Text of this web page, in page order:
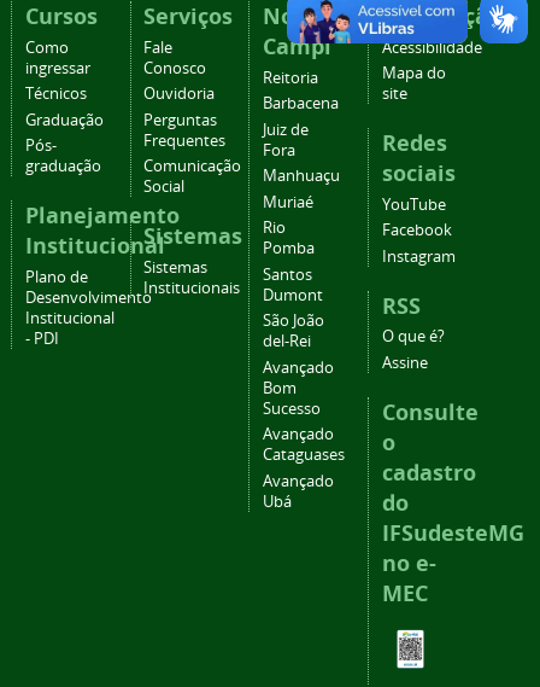
Cursos
Como
ingressar
Técnicos
Graduação
Pós-
graduação
Planejamento
Institucional
Plano de
Desenvolvimento
Institucional
- PDI
Serviços
Fale
Conosco
Ouvidoria
Perguntas
Frequentes
Comunicação
Social
Sistemas
Sistemas
Institucionais
Nossos
Campi
Reitoria
Barbacena
Juiz de
Fora
Manhuaçu
Muriaé
Rio
Pomba
Santos
Dumont
São João
del-Rei
Avançado
Bom
Sucesso
Avançado
Cataguases
Avançado
Ubá
Navegação
Acessibilidade
Mapa do
site
Redes
sociais
YouTube
Facebook
Instagram
RSS
O que é?
Assine
Consulte
o
cadastro
do
IFSudesteMG
no e-
MEC